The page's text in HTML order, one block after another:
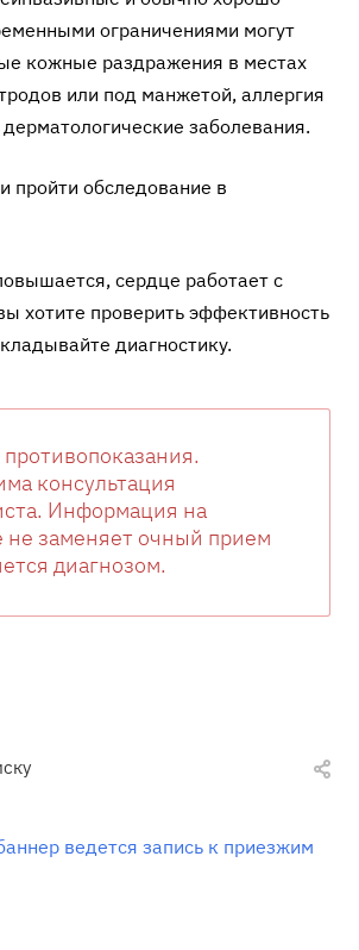
ограничениями могут
кожные раздражения в местах
или под манжетой, аллергия
заболевания.
пройти обследование в
сердце работает с
хотите проверить эффективность
диагностику.
консультация
Информация на
не заменяет очный прием
диагнозом.